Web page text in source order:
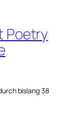
Poetry
bislang 38